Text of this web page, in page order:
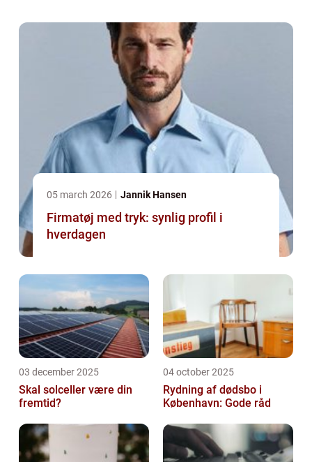
05 march 2026 Jannik Hansen
Firmatøj med tryk: synlig profil i
hverdagen
03 december 2025
Skal solceller være din
fremtid?
04 october 2025
Rydning af dødsbo i
København: Gode råd